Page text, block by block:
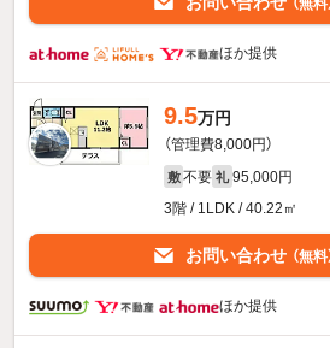
（無料
ほか提供
9.5万円
（管理費8,000円）
敷 不要 礼 95,000円
3階 / 1LDK / 40.22㎡
お問い合わせ （無料
ほか提供